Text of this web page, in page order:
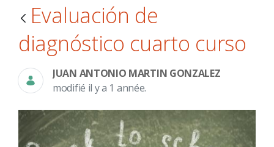
Evaluación de
diagnóstico cuarto curso
JUAN ANTONIO MARTIN GONZALEZ
modifié il y a 1 année.